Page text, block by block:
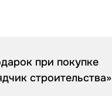
при покупке
строительства»